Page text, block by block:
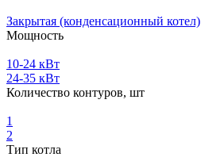
Закрытая (конденсационный котел)
Мощность
10-24 кВт
24-35 кВт
Количество контуров, шт
1
2
Тип котла